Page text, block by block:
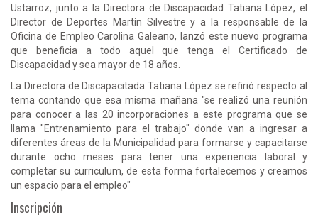
Ustarroz, junto a la Directora de Discapacidad Tatiana López, el
Director de Deportes Martín Silvestre y a la responsable de la
Oficina de Empleo Carolina Galeano, lanzó este nuevo programa
que beneficia a todo aquel que tenga el Certificado de
Discapacidad y sea mayor de 18 años.
La Directora de Discapacitada Tatiana López se refirió respecto al
tema contando que esa misma mañana "se realizó una reunión
para conocer a las 20 incorporaciones a este programa que se
llama "Entrenamiento para el trabajo" donde van a ingresar a
diferentes áreas de la Municipalidad para formarse y capacitarse
durante ocho meses para tener una experiencia laboral y
completar su curriculum, de esta forma fortalecemos y creamos
un espacio para el empleo"
Inscripción